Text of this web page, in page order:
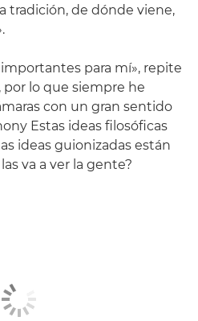
tradición, de dónde viene,
para mí», repite
por lo que siempre he
con un gran sentido
Estas ideas filosóficas
ideas guionizadas están
va a ver la gente?